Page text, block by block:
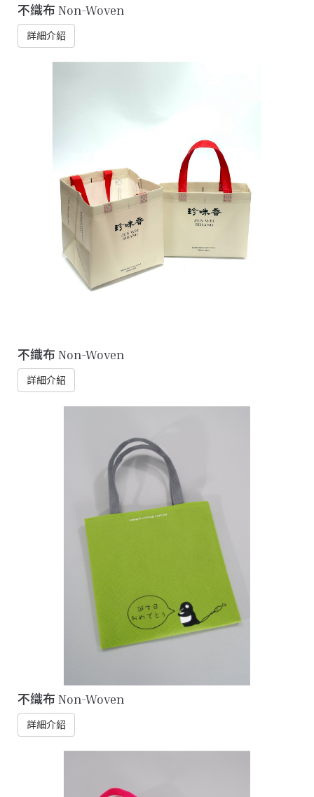
不織布 Non-Woven
詳細介紹
不織布 Non-Woven
詳細介紹
不織布 Non-Woven
詳細介紹